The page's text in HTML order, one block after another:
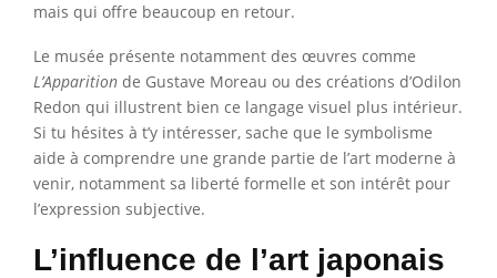
mais qui offre beaucoup en retour.
Le musée présente notamment des œuvres comme
L’Apparition de Gustave Moreau ou des créations d’Odilon
Redon qui illustrent bien ce langage visuel plus intérieur.
Si tu hésites à t’y intéresser, sache que le symbolisme
aide à comprendre une grande partie de l’art moderne à
venir, notamment sa liberté formelle et son intérêt pour
l’expression subjective.
L’influence de l’art japonais